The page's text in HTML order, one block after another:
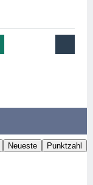
Neueste Punktzahl